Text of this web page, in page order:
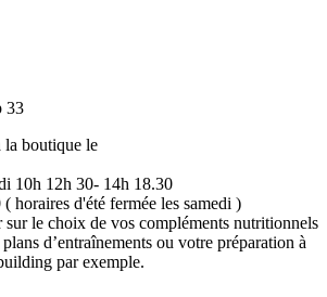
la boutique le
10h 12h 30- 14h 18.30
horaires d'été fermée les samedi )
le choix de vos compléments nutritionnels
d’entraînements ou votre préparation à
par exemple.